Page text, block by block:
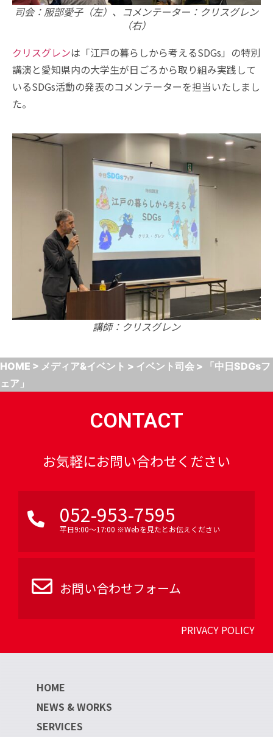
司会：服部愛子（左）、コメンテーター：クリスグレン
（右）
クリスグレンは「江戸の暮らしから考えるSDGs」の特別
講演と愛知県内の大学生が日ごろから取り組み実践して
いるSDGs活動の発表のコメンテーターを担当いたしまし
た。
講師：クリスグレン
HOME > メディア&イベント > イベント司会 >
「中日SDGsフ
ェア」
CONTACT
お気軽にお問い合わせください
052-953-7595
平日9:00〜17:00 ※Webを見たとお伝えください
お問い合わせフォーム
PRIVACY POLICY
HOME
NEWS & WORKS
SERVICES